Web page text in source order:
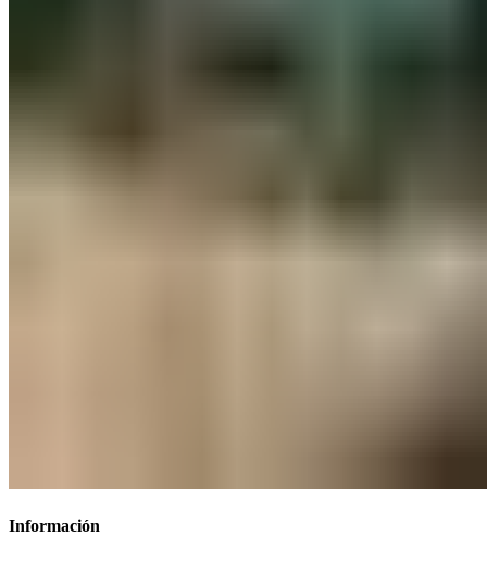
Información